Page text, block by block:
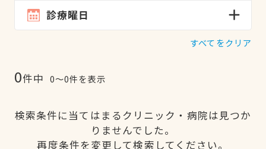
診療曜日
すべてをクリア
0件中 0〜0件を表示
検索条件に当てはまるクリニック・病院は見つか
りませんでした。
再度条件を変更して検索してください。